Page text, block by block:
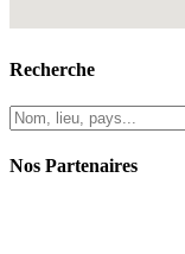
Recherche
Nos Partenaires